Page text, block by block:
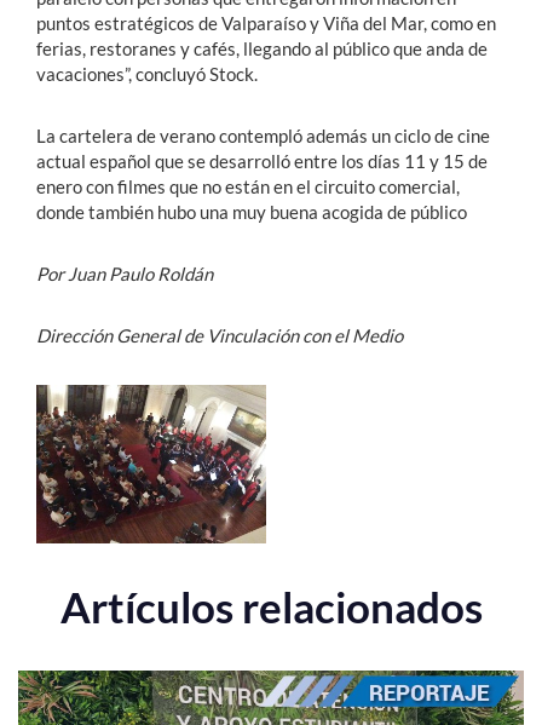
puntos estratégicos de Valparaíso y Viña del Mar, como en
ferias, restoranes y cafés, llegando al público que anda de
vacaciones”, concluyó Stock.
La cartelera de verano contempló además un ciclo de cine
actual español que se desarrolló entre los días 11 y 15 de
enero con filmes que no están en el circuito comercial,
donde también hubo una muy buena acogida de público
Por Juan Paulo Roldán
Dirección General de Vinculación con el Medio
Artículos relacionados